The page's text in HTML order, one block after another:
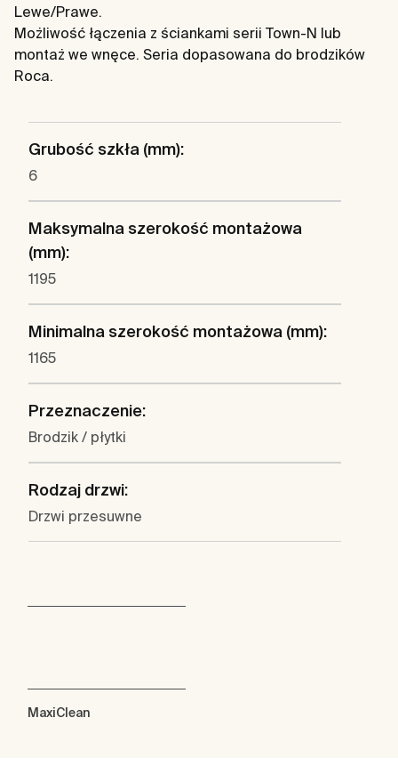
Lewe/Prawe.
Możliwość łączenia z ściankami serii Town-N lub
montaż we wnęce. Seria dopasowana do brodzików
Roca.
Grubość szkła (mm):
6
Maksymalna szerokość montażowa
(mm):
1195
Minimalna szerokość montażowa (mm):
1165
Przeznaczenie:
Brodzik / płytki
Rodzaj drzwi:
Drzwi przesuwne
MaxiClean